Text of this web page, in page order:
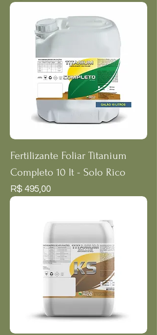
Fertilizante Foliar Titanium
Completo 10 lt - Solo Rico
Preço
R$ 495,00